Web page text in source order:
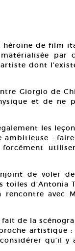
héroïne de film
par
dont
Giorgio de
et de ne
les
ambitieuse :
de voler de
toiles d’Antonia
avec
de la
artistique :
qu’il y